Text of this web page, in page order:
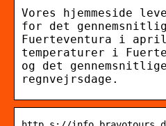
Vores hjemmeside
for det
Fuerteventura i
temperaturer i
og det
regnvejrsdage.